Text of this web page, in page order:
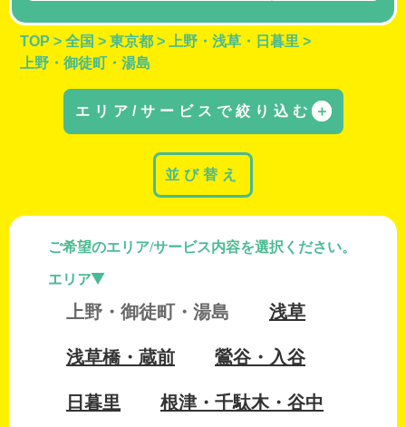
TOP > 全国 > 東京都 > 上野・浅草・日暮里 >
上野・御徒町・湯島
エリア/サービスで絞り込む ＋
ご希望のエリア/サービス内容を選択ください。
エリア
上野・御徒町・湯島 浅草
浅草橋・蔵前 鶯谷・入谷
日暮里 根津・千駄木・谷中
並び替え